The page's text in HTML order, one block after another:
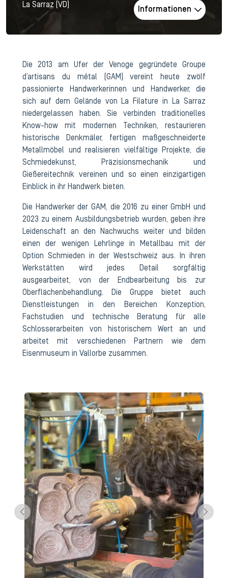
La Sarraz (VD)
Informationen
Die 2013 am Ufer der Venoge gegründete Groupe
d’artisans du métal (GAM) vereint heute zwölf
passionierte Handwerkerinnen und Handwerker, die
sich auf dem Gelände von La Filature in La Sarraz
niedergelassen haben. Sie verbinden traditionelles
Know-how mit modernen Techniken, restaurieren
historische Denkmäler, fertigen maßgeschneiderte
Metallmöbel und realisieren vielfältige Projekte, die
Schmiedekunst, Präzisionsmechanik und
Gießereitechnik vereinen und so einen einzigartigen
Einblick in ihr Handwerk bieten.
Die Handwerker der GAM, die 2016 zu einer GmbH und
2023 zu einem Ausbildungsbetrieb wurden, geben ihre
Leidenschaft an den Nachwuchs weiter und bilden
einen der wenigen Lehrlinge in Metallbau mit der
Option Schmieden in der Westschweiz aus. In ihren
Werkstätten wird jedes Detail sorgfältig
ausgearbeitet, von der Endbearbeitung bis zur
Oberflächenbehandlung. Die Gruppe bietet auch
Dienstleistungen in den Bereichen Konzeption,
Fachstudien und technische Beratung für alle
Schlosserarbeiten von historischem Wert an und
arbeitet mit verschiedenen Partnern wie dem
Eisenmuseum in Vallorbe zusammen.